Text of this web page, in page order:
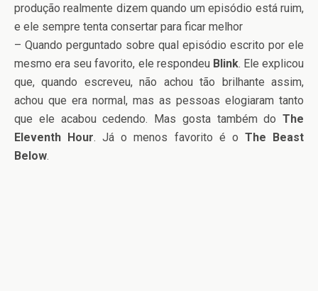
produção realmente dizem quando um episódio está ruim,
e ele sempre tenta consertar para ficar melhor
– Quando perguntado sobre qual episódio escrito por ele
mesmo era seu favorito, ele respondeu Blink. Ele explicou
que, quando escreveu, não achou tão brilhante assim,
achou que era normal, mas as pessoas elogiaram tanto
que ele acabou cedendo. Mas gosta também do The
Eleventh Hour. Já o menos favorito é o The Beast
Below.